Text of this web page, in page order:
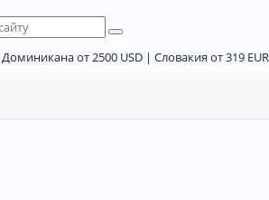
от 2500 USD | Словакия от 319 EUR